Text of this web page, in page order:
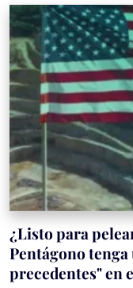
¿Listo para
Pentágono
precedentes" en